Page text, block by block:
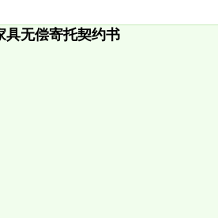
具无偿寄托契约书